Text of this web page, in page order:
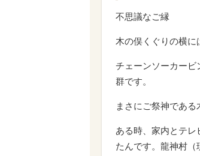
不思議なご縁
木の俣くぐりの横に
チェーンソーカービ
群です。
まさにご祭神であ
ある時、家内とテ
たんです。龍神村（